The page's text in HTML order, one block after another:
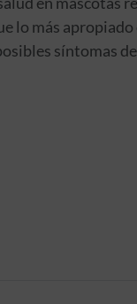
lo más
síntomas